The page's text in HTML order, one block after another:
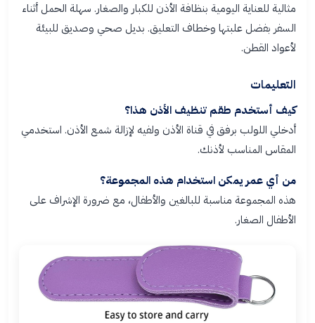
مثالية للعناية اليومية بنظافة الأذن للكبار والصغار. سهلة الحمل أثناء
السفر بفضل علبتها وخطاف التعليق. بديل صحي وصديق للبيئة
لأعواد القطن.
التعليمات
كيف أستخدم طقم تنظيف الأذن هذا؟
أدخلي اللولب برفق في قناة الأذن ولفيه لإزالة شمع الأذن. استخدمي
المقاس المناسب لأذنك.
من أي عمر يمكن استخدام هذه المجموعة؟
هذه المجموعة مناسبة للبالغين والأطفال، مع ضرورة الإشراف على
الأطفال الصغار.